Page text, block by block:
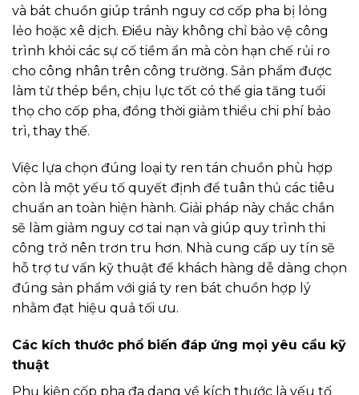
và bát chuồn giúp tránh nguy cơ cốp pha bị lỏng
lẻo hoặc xê dịch. Điều này không chỉ bảo vệ công
trình khỏi các sự cố tiềm ẩn mà còn hạn chế rủi ro
cho công nhân trên công trường. Sản phẩm được
làm từ thép bền, chịu lực tốt có thể gia tăng tuổi
thọ cho cốp pha, đồng thời giảm thiểu chi phí bảo
trì, thay thế.
Việc lựa chọn đúng loại ty ren tán chuồn phù hợp
còn là một yếu tố quyết định để tuân thủ các tiêu
chuẩn an toàn hiện hành. Giải pháp này chắc chắn
sẽ làm giảm nguy cơ tai nạn và giúp quy trình thi
công trở nên trơn tru hơn. Nhà cung cấp uy tín sẽ
hỗ trợ tư vấn kỹ thuật để khách hàng dễ dàng chọn
đúng sản phẩm với giá ty ren bát chuồn hợp lý
nhằm đạt hiệu quả tối ưu.
Các kích thước phổ biến đáp ứng mọi yêu cầu kỹ
thuật
Phụ kiện cốp pha đa dạng về kích thước là yếu tố